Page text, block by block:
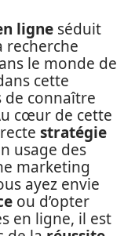
ligne séduit
recherche
le monde de
cette
de connaître
cœur de cette
stratégie
usage des
marketing
ayez envie
ou d’opter
en ligne, il est